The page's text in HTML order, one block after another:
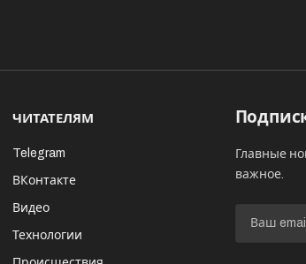
ЧИТАТЕЛЯМ
Telegram
ВКонтакте
Видео
Технологии
Главные
важное.